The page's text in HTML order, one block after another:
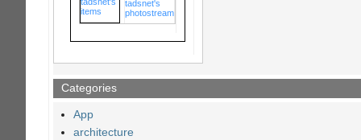
tadsnet's
photostream
Categories
App
architecture